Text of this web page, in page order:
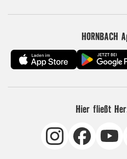
HORNBACH
Hier fließt